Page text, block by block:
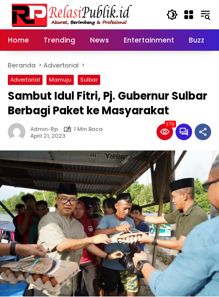
Langsung
konten
Home
Trending News Entertainment Buzz
Beranda Advertorial
Advertorial Mamuju Sulbar
Sambut Idul Fitri, Pj. Gubernur Sulbar
Berbagi Paket ke Masyarakat
Admin-Rp
1 Min Baca
April 21, 2023
279